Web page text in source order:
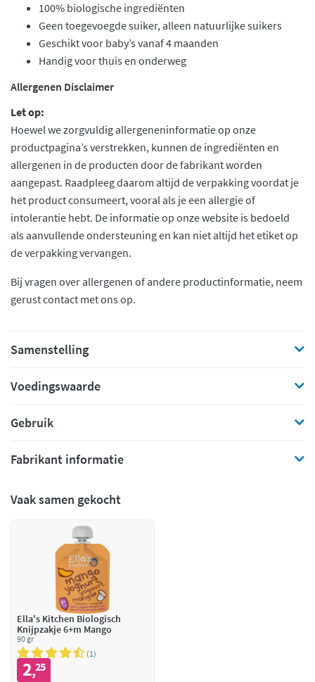
100% biologische ingrediënten
Geen toegevoegde suiker, alleen natuurlijke suikers
Geschikt voor baby’s vanaf 4 maanden
Handig voor thuis en onderweg
Allergenen Disclaimer
Let op:
Hoewel we zorgvuldig allergeneninformatie op onze
productpagina’s verstrekken, kunnen de ingrediënten en
allergenen in de producten door de fabrikant worden
aangepast. Raadpleeg daarom altijd de verpakking voordat je
het product consumeert, vooral als je een allergie of
intolerantie hebt. De informatie op onze website is bedoeld
als aanvullende ondersteuning en kan niet altijd het etiket op
de verpakking vervangen.
Bij vragen over allergenen of andere productinformatie, neem
gerust contact met ons op.
Samenstelling
Voedingswaarde
Gebruik
Fabrikant informatie
Vaak samen gekocht
Ella's Kitchen Biologisch
Knijpzakje 6+m Mango
90 gr
1
2,25